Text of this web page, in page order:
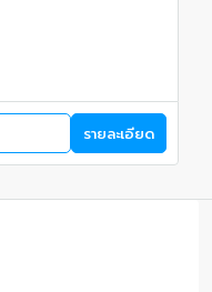
รายละเอียด